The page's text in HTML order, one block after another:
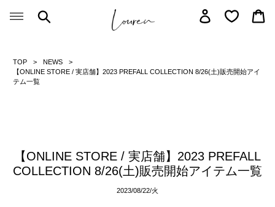
Log in
TOP
NEWS
【ONLINE STORE / 実店舗】2023 PREFALL COLLECTION 8/26(土)販売開始アイ
テム一覧
【ONLINE STORE / 実店舗】2023 PREFALL
COLLECTION 8/26(土)販売開始アイテム一覧
2023/08/22/火